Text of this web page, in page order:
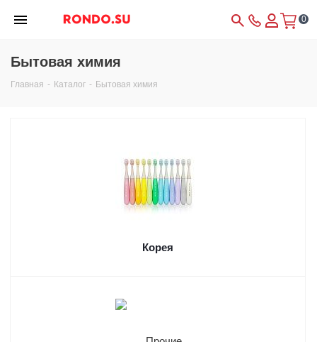
0
Бытовая химия
Главная - Каталог - Бытовая химия
Корея